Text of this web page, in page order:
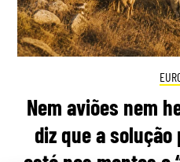
Nem aviões nem
diz que a